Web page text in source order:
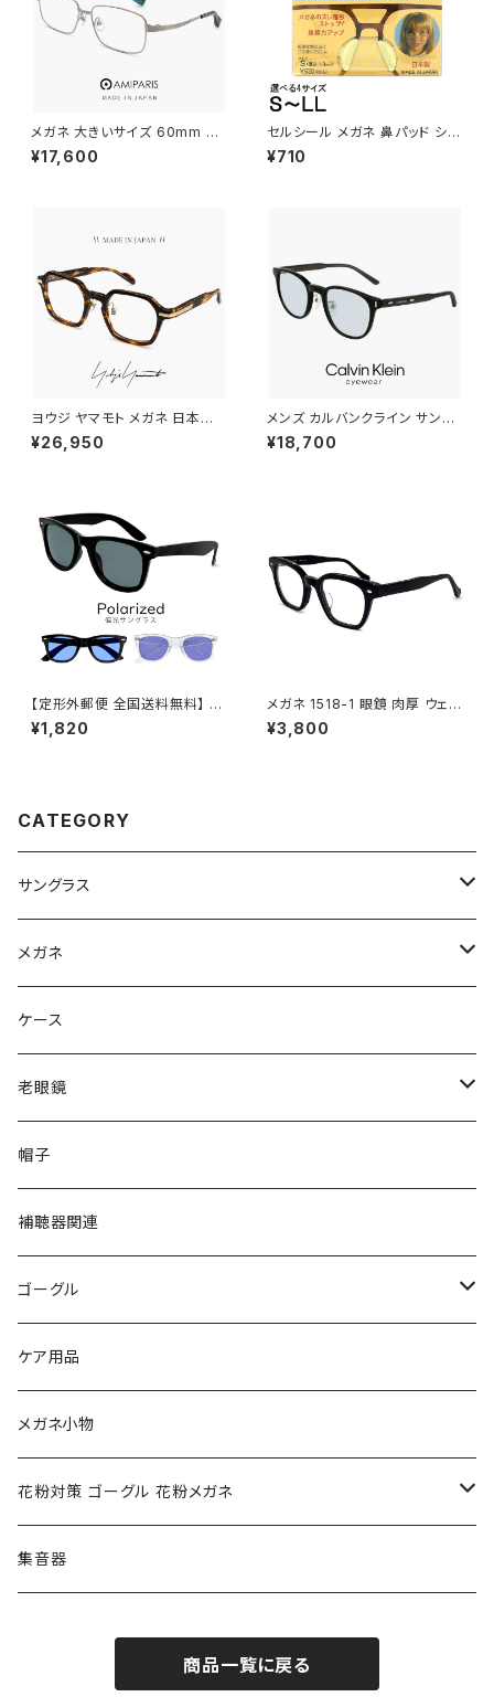
メガネ 大きいサイズ 60mm NT
-6002 12 日本製 AMIPARIS
メンズ 眼鏡 XLサイズ ビッグ フ
¥17,600
セルシール メガネ 鼻パッド シリ
コン 眼鏡 ずり 落ち 防止 メガネ
ズレ防止
¥710
ヨウジ ヤマモト メガネ 日本製 1
9-0114 3 c03 Yohji Yamam
oto 鯖江 メンズ 眼鏡 ブランド
¥26,950
メンズ カルバンクライン サング
ラス ck23560slb 001 calvin
klein MALE モデル ウェリント
¥18,700
【定形外郵便 全国送料無料】 g
c355 メンズ 偏光サングラス 偏
光 レンズ サングラス UVカット
¥1,820
メガネ 1518-1 眼鏡 肉厚 ウェリ
ントン ブラック 黒縁 黒ぶち
¥3,800
CATEGORY
サングラス
Ray-Ban レイバン
gucci グッチ
VivienneWestwood ヴィヴィアン
PAGE BOY ページボーイ
フルラ FURLA
トムフォード TOM FORD
NIKE ナイキ
クロエ chloe
ポリス POLICE
adidas アディダス
CHARME (シャルム)
メガネ
Ray-Ban レイバン
gucci グッチ
VivienneWestwood ヴィヴィアン
FURLA フルラ
トムフォード TOM FORD
Oakley オークリー
renoma レノマ
RODEN STOCK ローデンストック
アーバンリサーチ URBAN RESEARCH
ポロ ラルフローレン Polo Ralph Lauren
ケース
老眼鏡
エッシェンバッハ Eschenbach
PORSCHE DESIGN ポルシェデザイン
ルーペ
帽子
補聴器関連
ゴーグル
アックス AXE
花粉対策ゴーグル
度つき対応ゴーグル
コンバース CONVERSE
ケア用品
メガネ小物
花粉対策 ゴーグル 花粉メガネ
S-size
集音器
商品一覧に戻る